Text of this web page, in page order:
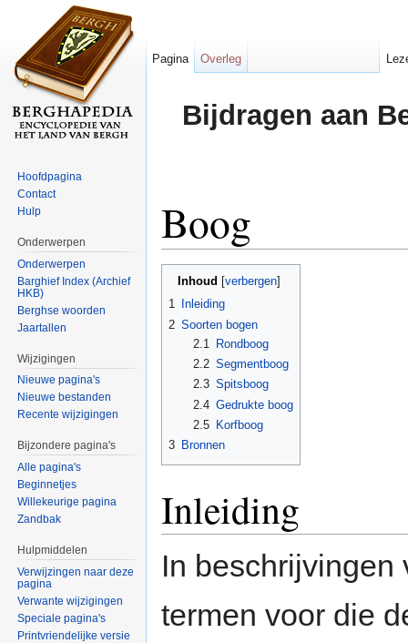
Bijdragen aan
Boog
Inhoud verbergen
1
Inleiding
2 Soorten bogen
2.1
Rondboog
2.2 Segmentboog
2.3 Spitsboog
2.4 Gedrukte boog
2.5
Korfboog
3 Bronnen
Inleiding
In
termen voor die
Pagina Overleg
Hoofdpagina
Contact
Hulp
Onderwerpen
Onderwerpen
Barghief Index (Archief
HKB)
Berghse woorden
Jaartallen
Wijzigingen
Nieuwe pagina's
Nieuwe bestanden
Recente wijzigingen
Bijzondere pagina's
Alle pagina's
Beginnetjes
Willekeurige pagina
Zandbak
Hulpmiddelen
Verwijzingen naar deze
pagina
Verwante wijzigingen
Speciale pagina's
Printvriendelijke versie